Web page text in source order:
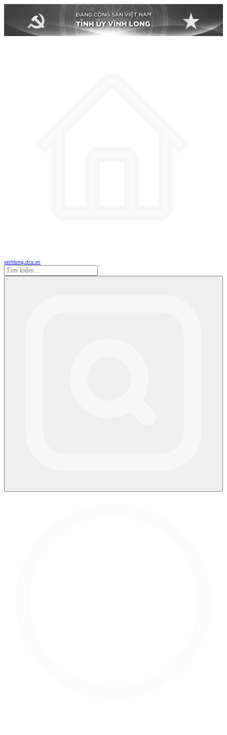
vinhlong.dcs.vn